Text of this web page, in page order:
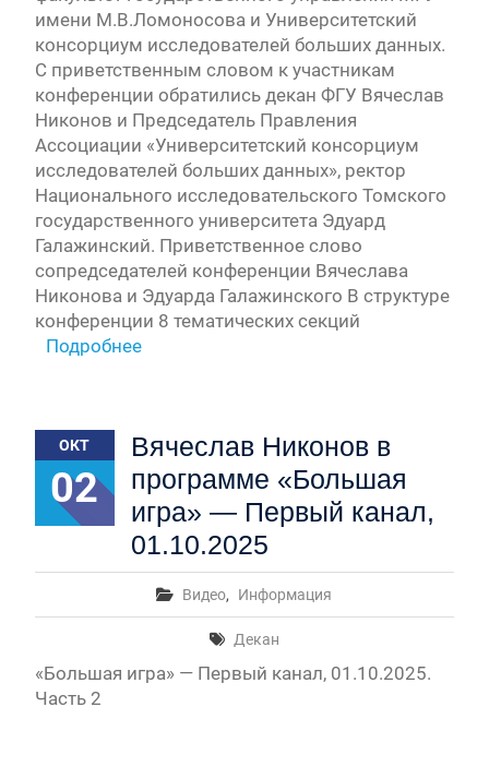
имени М.В.Ломоносова и Университетский
консорциум исследователей больших данных.
С приветственным словом к участникам
конференции обратились декан ФГУ Вячеслав
Никонов и Председатель Правления
Ассоциации «Университетский консорциум
исследователей больших данных», ректор
Национального исследовательского Томского
государственного университета Эдуард
Галажинский. Приветственное слово
сопредседателей конференции Вячеслава
Никонова и Эдуарда Галажинского В структуре
конференции 8 тематических секций
Подробнее
ОКТ
02
Вячеслав Никонов в
программе «Большая
игра» — Первый канал,
01.10.2025
Видео, Информация
Декан
«Большая игра» — Первый канал, 01.10.2025.
Часть 2